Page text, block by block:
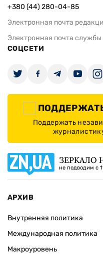
+380 (44) 280-04-85
Электронная почта
Электронная почта службы
СОЦСЕТИ
Поддержать
ЗЕРКАЛО
не подводим с
АРХИВ
Внутренняя политика
Международная политика
Макроуровень